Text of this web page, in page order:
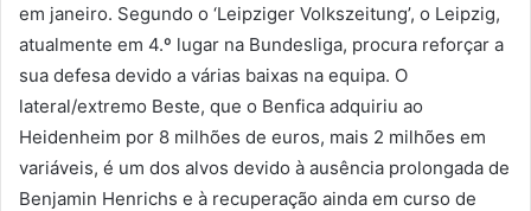
em janeiro. Segundo o ‘Leipziger Volkszeitung’, o Leipzig,
atualmente em 4.º lugar na Bundesliga, procura reforçar a
sua defesa devido a várias baixas na equipa. O
lateral/extremo Beste, que o Benfica adquiriu ao
Heidenheim por 8 milhões de euros, mais 2 milhões em
variáveis, é um dos alvos devido à ausência prolongada de
Benjamin Henrichs e à recuperação ainda em curso de